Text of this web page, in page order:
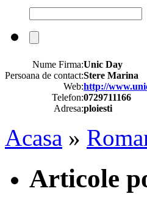
Nume Firma:Unic Day
Persoana de contact:Stere Marina
Web:http://
Telefon:0729711166
Adresa:ploiesti
Acasa »
Articole